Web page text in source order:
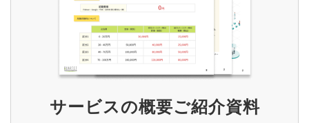
サービスの概要ご紹介資料